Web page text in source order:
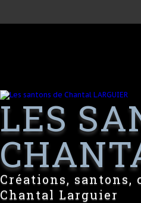
LES
Créations,
Chantal Larguier